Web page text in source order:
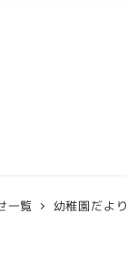
一覧 幼稚園だより